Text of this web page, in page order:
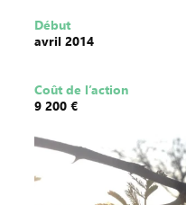
Début
avril 2014
Coût de l’action
9 200 €